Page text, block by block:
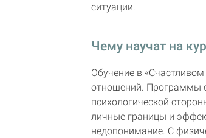
ситуации.
Чему научат на
Обучение в
отношений. Программы
психологической
личные границы и
недопонимание. С